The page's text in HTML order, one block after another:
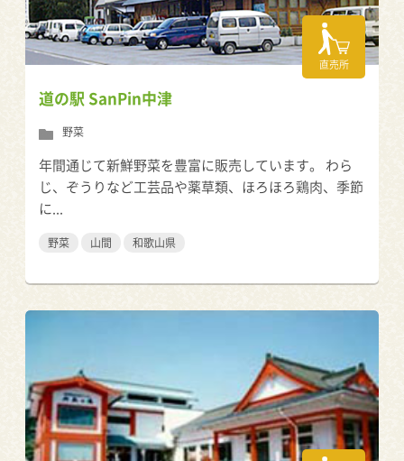
直売所
道の駅 SanPin中津
野菜
年間通じて新鮮野菜を豊富に販売しています。 わら
じ、ぞうりなど工芸品や薬草類、ほろほろ鶏肉、季節
に...
野菜 山間 和歌山県